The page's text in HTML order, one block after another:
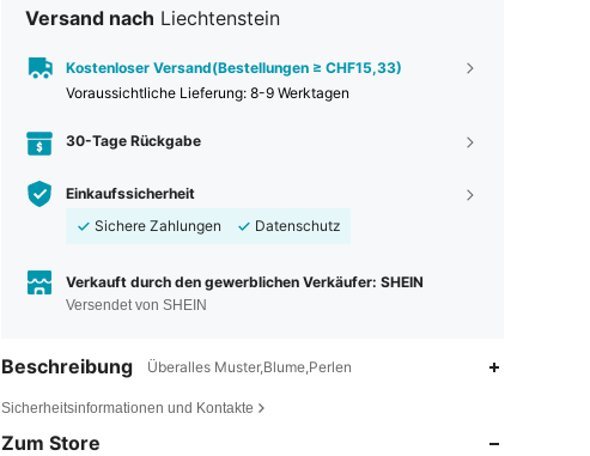
Versand nach Liechtenstein
Kostenloser Versand(Bestellungen ≥ CHF15,33)
Voraussichtliche Lieferung: 8-9 Werktagen
30-Tage Rückgabe
Einkaufssicherheit
Sichere Zahlungen
Datenschutz
Verkauft durch den gewerblichen Verkäufer: SHEIN
Versendet von SHEIN
Beschreibung Überalles Muster,Blume,Perlen
Sicherheitsinformationen und Kontakte
Zum Store